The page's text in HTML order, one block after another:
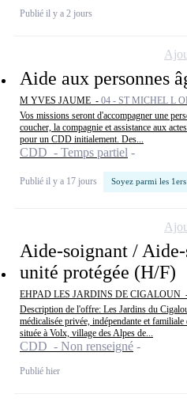
Publié il y a 2 jours
Aide aux personnes
M YVES JAUME - 04 - ST MICHEL L
Vos missions seront d'accompagner une
coucher, la compagnie et assistance aux
pour un CDD initialement. Des...
CDD - Temps partiel
Publié il y a 17 jours Soyez parmi les
Aide-soignant /
unité protégée (H/F)
EHPAD LES JARDINS DE CIGALOUN
Description de l'offre: Les Jardins du
médicalisée privée, indépendante et
située à Volx, village des Alpes de...
CDD - Non renseigné
Publié hier